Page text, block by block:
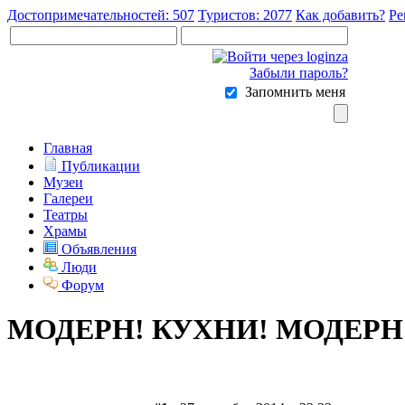
Достопримечательностей: 507 Туристов: 2077 Как добавить?
Забыли пароль?
Запомнить меня
Главная
Публикации
Музеи
Галереи
Театры
Храмы
Объявления
Люди
Форум
МОДЕРН! КУХНИ!